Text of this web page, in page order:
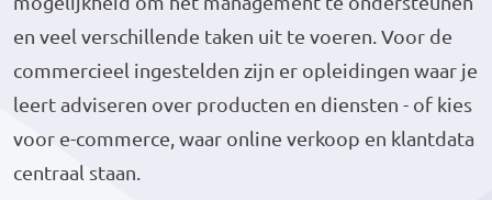
en veel verschillende taken uit te voeren. Voor de
commercieel ingestelden zijn er opleidingen waar je
leert adviseren over producten en diensten - of kies
voor e-commerce, waar online verkoop en klantdata
centraal staan.